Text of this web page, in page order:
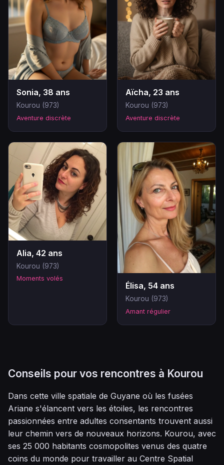
Sonia, 38 ans
Kourou (973)
Aventure discrète
Aïcha, 23 ans
Kourou (973)
Aventure discrète
Alia, 42 ans
Kourou (973)
Moments volés
Élisa, 54 ans
Kourou (973)
Amant régulier
Conseils pour vos rencontres à Kourou
Dans cette ville spatiale de Guyane où les fusées
Ariane s'élancent vers les étoiles, les rencontres
passionnées entre adultes consentants trouvent aussi
leur chemin vers de nouveaux horizons. Kourou, avec
ses 25 000 habitants cosmopolites venus des quatre
coins du monde pour travailler au Centre Spatial